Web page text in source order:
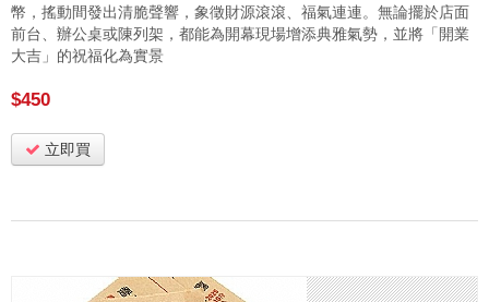
幣，搖動間發出清脆聲響，象徵財源滾滾、福氣連連。無論擺於店面
前台、辦公桌或陳列架，都能為開幕現場增添典雅氣勢，並將「開業
大吉」的祝福化為實景
$450
立即買